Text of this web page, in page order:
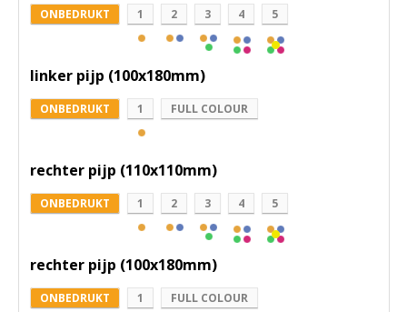
ONBEDRUKT 1 2 3 4 5
linker pijp (100x180mm)
ONBEDRUKT 1 FULL COLOUR
rechter pijp (110x110mm)
ONBEDRUKT 1 2 3 4 5
rechter pijp (100x180mm)
ONBEDRUKT 1 FULL COLOUR